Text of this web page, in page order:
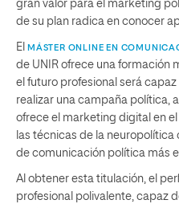
gran valor para el marketing
de su plan radica en conocer
El MÁSTER ONLINE EN
de UNIR ofrece una formación
el futuro profesional será
realizar una campaña política,
ofrece el marketing digital en
las técnicas de la
de comunicación política más
Al obtener esta titulación, el
profesional polivalente, capaz